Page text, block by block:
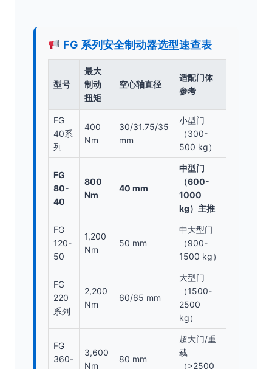
FG 系列安全制动器选型速查表
型号
最大
制动
扭矩
空心轴直径
适配门体
参考
FG
40系
列
400
Nm
30/31.75/35
mm
小型门
（300-
500 kg）
FG
80-
40
800
Nm
40 mm
中型门
（600-
1000
kg）主推
FG
120-
50
1,200
Nm
50 mm
中大型门
（900-
1500 kg）
FG
220
系列
2,200
Nm
60/65 mm
大型门
（1500-
2500
kg）
FG
360-
3,600
Nm
80 mm
超大门/重
载
（>2500